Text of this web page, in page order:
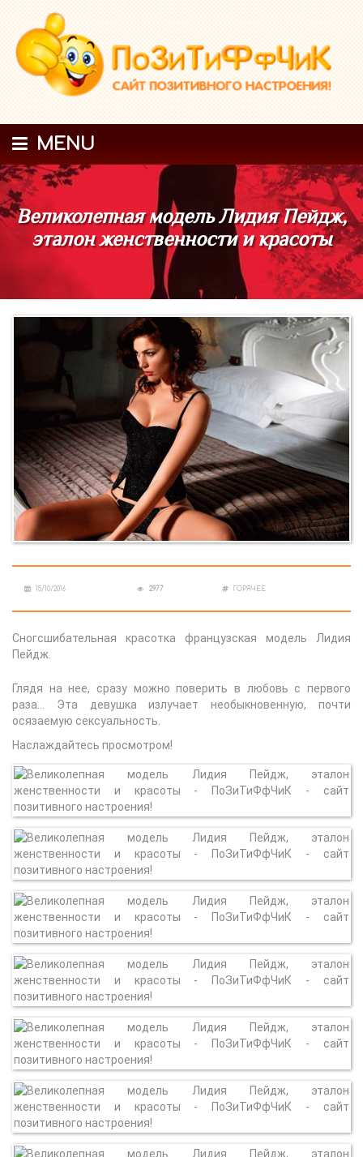
MENU
Великолепная модель Лидия Пейдж,
эталон женственности и красоты
15/10/2016 2977 ГОРЯЧЕЕ
Сногсшибательная красотка французская модель Лидия
Пейдж.
Глядя на нее, сразу можно поверить в любовь с первого
раза… Эта девушка излучает необыкновенную, почти
осязаемую сексуальность.
Наслаждайтесь просмотром!